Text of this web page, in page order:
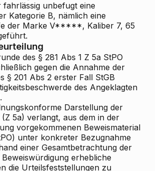
unbefugt eine
Kategorie B, nämlich eine
der Marke V*****, Kaliber 7, 65
des § 281 Abs 1 Z 5a StPO
gegen die Annahme der
§ 201 Abs 2 erster Fall StGB
des Angeklagten
Darstellung der
5a) verlangt, aus dem in der
vorgekommenen Beweismaterial
unter konkreter Bezugnahme
einer Gesamtbetrachtung der
erhebliche
die Urteilsfeststellungen zu